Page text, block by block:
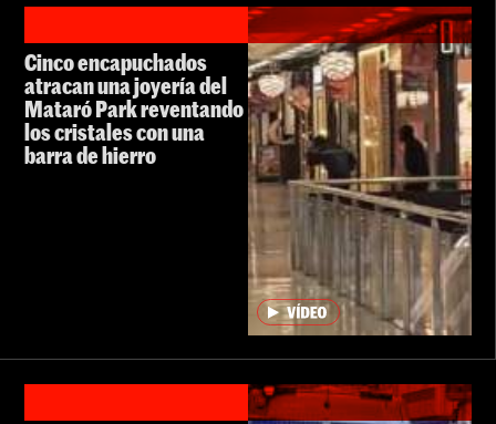
Cinco encapuchados
atracan una joyería del
Mataró Park reventando
los cristales con una
barra de hierro